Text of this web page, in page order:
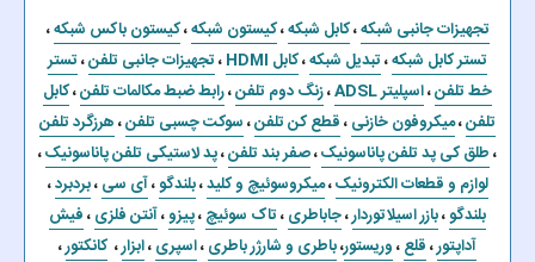
تجهیزات جانبی شبکه،کابل شبکه،کیستون شبکه،کیستون باکس شبکه،
تستر کابل شبکه،تبدیل شبکه،کابل HDMI ،تجهیزات جانبی تلفن،تستر
خط تلفن،اسپلیتر ADSL ،زنگ دوم تلفن،رابط ضبط مکالمات تلفن،کابل
تلفن،میکروفون خازنی،قطع کن تلفن،سوکت چسبی تلفن،هرزگرد تلفن
،طلق کی پد تلفن پاناسونیک،صفر بند تلفن،پد لاستیکی تلفن پاناسونیک،
لوازم و قطعات الکترونیک،میکروسوئیچ و کلید،بلندگو،آی سی،بردبرد،
بلندگو،بازر اسیلاتوردار،جاباطری،تاک سوئیچ،پیزو،آنتن فلزی،فیش
آداپتور،قلع،وریستور،باطری و شارژر باطری،اسپری،ابزار،کانکتور،